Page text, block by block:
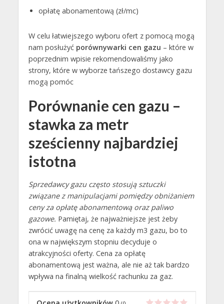
opłatę abonamentową (zł/mc)
W celu łatwiejszego wyboru ofert z pomocą mogą
nam posłużyć porównywarki cen gazu – które w
poprzednim wpisie rekomendowaliśmy jako
strony, które w wyborze tańszego dostawcy gazu
mogą pomóc
Porównanie cen gazu –
stawka za metr
sześcienny najbardziej
istotna
Sprzedawcy gazu często stosują sztuczki
związane z manipulacjami pomiędzy obniżaniem
ceny za opłatę abonamentową oraz paliwo
gazowe. Pamiętaj, że najważniejsze jest żeby
zwrócić uwagę na cenę za każdy m3 gazu, bo to
ona w największym stopniu decyduje o
atrakcyjności oferty. Cena za opłatę
abonamentową jest ważna, ale nie aż tak bardzo
wpływa na finalną wielkość rachunku za gaz.